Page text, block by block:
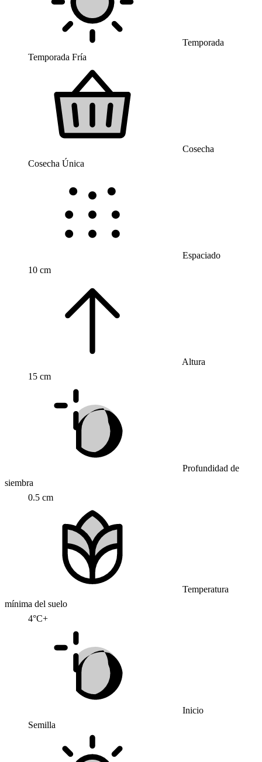
Temporada
Temporada Fría
Cosecha
Cosecha Única
Espaciado
10 cm
Altura
15 cm
Profundidad de
siembra
0.5 cm
Temperatura
mínima del suelo
4°C+
Inicio
Semilla